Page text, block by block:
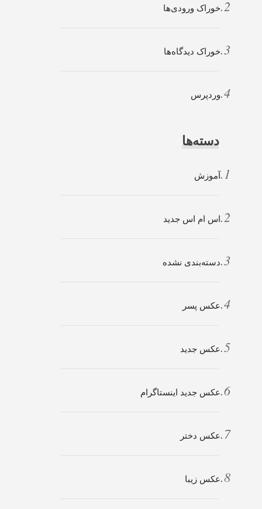
خوراک ورودی‌ها
خوراک دیدگاه‌ها
وردپرس
دسته‌ها
آموزش
اس ام اس جدید
دسته‌بندی نشده
عکس پسر
عکس جدید
عکس جدید اینستاگرام
عکس دختر
عکس زیبا